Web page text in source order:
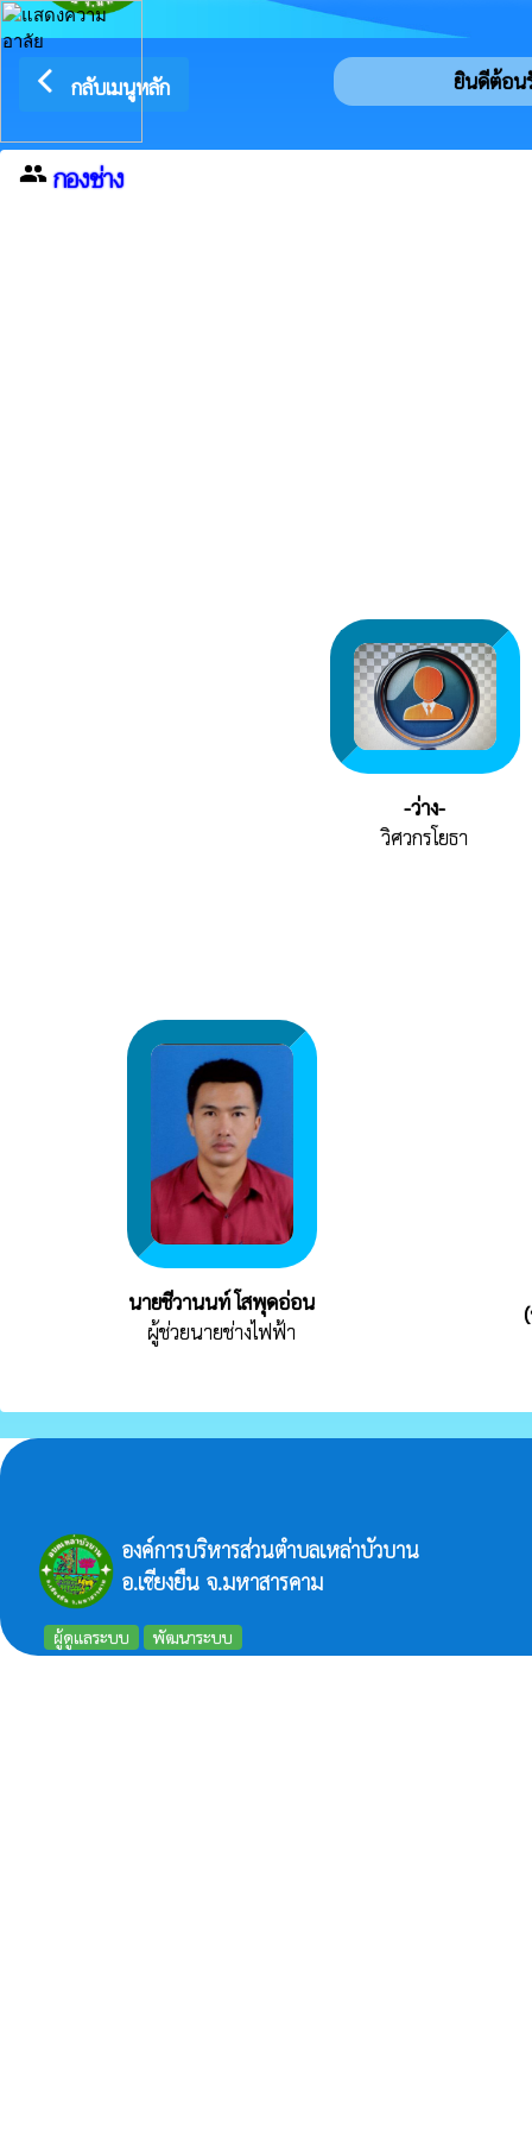
arrow_back_ios กลับเมนูหลัก ยินดีต้อนรั
group กองช่าง
-ว่าง-
วิศวกรโยธา
นายชีวานนท์ โสพุดอ่อน
ผู้ช่วยนายช่างไฟฟ้า
องค์การบริหารส่วนตำบลเหล่าบัวบาน
อ.เชียงยืน จ.มหาสารคาม
ผู้ดูแลระบบ พัฒนาระบบ